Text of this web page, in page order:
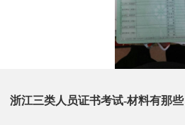
浙江三类人员证书考试-材料有那些